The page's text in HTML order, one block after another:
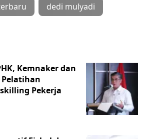
dedi mulyadi
Kemnaker dan
Pelatihan
Pekerja